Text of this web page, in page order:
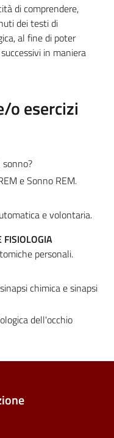
di comprendere,
dei testi di
al fine di poter
in maniera
o esercizi
e Sonno REM.
e volontaria.
personali.
chimica e sinapsi
dell'occhio